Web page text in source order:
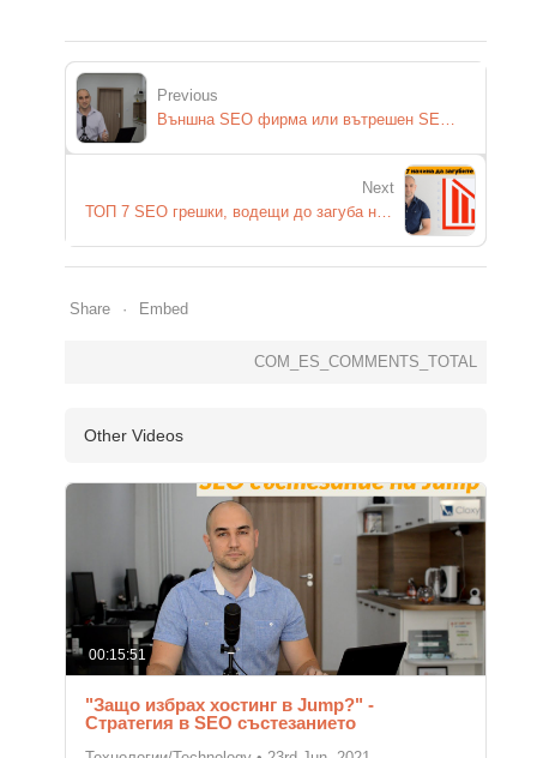
Previous
Next
Share Embed
COM_ES_COMMENTS_TOTAL
Other Videos
00:15:51
"Защо избрах хостинг в Jump?" -
Стратегия в SEO състезанието